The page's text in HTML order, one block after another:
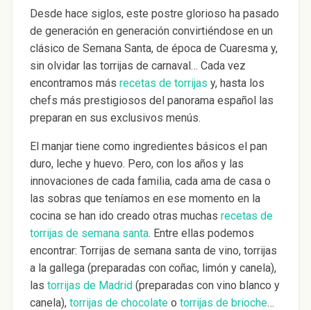
Desde hace siglos, este postre glorioso ha pasado
de generación en generación convirtiéndose en un
clásico de Semana Santa, de época de Cuaresma y,
sin olvidar las torrijas de carnaval… Cada vez
encontramos más recetas de torrijas y, hasta los
chefs más prestigiosos del panorama español las
preparan en sus exclusivos menús.
El manjar tiene como ingredientes básicos el pan
duro, leche y huevo. Pero, con los años y las
innovaciones de cada familia, cada ama de casa o
las sobras que teníamos en ese momento en la
cocina se han ido creado otras muchas recetas de
torrijas de semana santa. Entre ellas podemos
encontrar: Torrijas de semana santa de vino, torrijas
a la gallega (preparadas con coñac, limón y canela),
las torrijas de Madrid(preparadas con vino blanco y
canela), torrijas de chocolateo torrijas de brioche…